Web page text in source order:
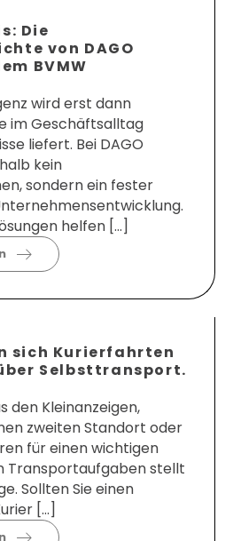
Die
von DAGO
BVMW
wird erst dann
im Geschäftsalltag
liefert. Bei DAGO
kein
sondern ein fester
helfen […]
sich Kurierfahrten
Selbsttransport.
den Kleinanzeigen,
zweiten Standort oder
für einen wichtigen
Transportaufgaben stellt
Sollten Sie einen
[…]